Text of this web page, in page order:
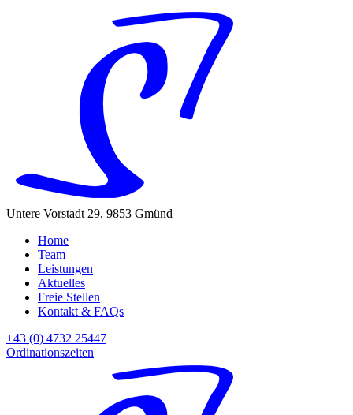
Untere Vorstadt 29, 9853 Gmünd
Home
Team
Leistungen
Aktuelles
Freie Stellen
Kontakt & FAQs
+43 (0) 4732 25447
Ordinationszeiten